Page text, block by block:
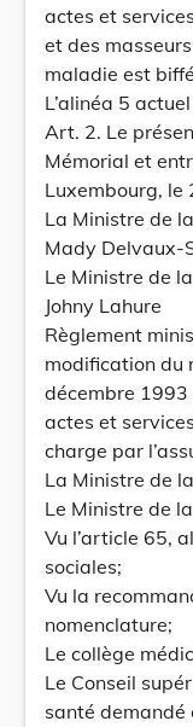
actes et
et des
maladie est
L’alinéa 5
Art. 2. Le
Mémorial et
Luxembourg, le
La Ministre de
Mady Delvaux-
Le Ministre de
Johny Lahure
Règlement
modification du
décembre 1993
actes et
charge par
La Ministre de
Le Ministre de
Vu l’article 65,
sociales;
Vu la
nomenclature;
Le collège
Le Conseil
santé demandé